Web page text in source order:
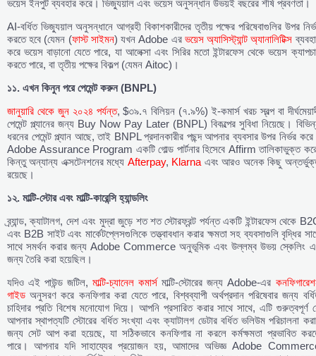
ভয়েস ইনপুট ব্যবহার করে। ভিজ্যুয়াল এবং ভয়েস অনুসন্ধান উভয়ই বছরের শীর্ষ প্রবণতা।
AI-বর্ধিত ভিজ্যুয়াল অনুসন্ধানে আগ্রহী বিকাশকারীদের তৃতীয় পক্ষের পরিষেবাগুলির উপর
করতে হবে (যেমন (ফাস্ট সাইমন) যখন Adobe এর ভয়েস অ্যাসিস্ট্যান্ট অ্যানালিটিক্স
করে ভয়েস বাড়ানো যেতে পারে, যা আলেক্সা এবং সিরির মতো ইন্টারফেস থেকে ভয়েস
করতে পারে, বা তৃতীয় পক্ষের বিকল্প (যেমন Aitoc)।
১১. এখন কিনুন পরে পেমেন্ট করুন (BNPL)
জানুয়ারি থেকে জুন ২০২৪ পর্যন্ত, $৩৯.৭ বিলিয়ন (৭.৯%) ই-কমার্স খরচ স্বল্প বা
পেমেন্ট প্ল্যানের জন্য Buy Now Pay Later (BNPL) বিকল্পের সুবিধা নিয়েছে।
ধরনের পেমেন্ট প্ল্যান আছে, তাই BNPL প্রদানকারীর পছন্দ আপনার ব্যবসার উপর নির্ভর
Adobe Assurance Program একটি গোল্ড পার্টনার হিসেবে Affirm তালিকাভুক্ত
কিন্তু অন্যান্য এক্সটেনশনের মধ্যে Afterpay, Klarna এবং আরও অনেক কিছু
রয়েছে।
১২. মাল্টি-স্টোর এবং মাল্টি-কারেন্সি হ্যান্ডলিং
ব্র্যান্ড, ক্যাটালগ, দেশ এবং মুদ্রা জুড়ে শত শত স্টোরফ্রন্ট পর্যন্ত একটি ইন্টারফেস থেকে
এবং B2B সাইট এবং মার্কেটপ্লেসগুলিকে তত্ত্বাবধান করার ক্ষমতা সহ ব্যবসাগুলি বৃদ্ধির
সাথে সমর্থন করার জন্য Adobe Commerce অনুভূমিক এবং উল্লম্ব উভয় স্কেলিং
জন্য তৈরি করা হয়েছিল।
যদিও এই পাউন্ড জটিল,মাল্টি-চ্যানেল কমার্সমাল্টি-স্টোরের জন্য Adobe-এর
গাইড অনুসরণ করে কনফিগার করা যেতে পারে, বিশ্বব্যাপী অর্থপ্রদান পরিষেবার জন্য
চাহিদার প্রতি বিশেষ মনোযোগ দিয়ে। আপনি প্রসারিত করার সাথে সাথে, এটি গুরুত্বপূর্ণ
আপনার স্থাপত্যটি স্টোরের বর্ধিত সংখ্যা এবং ক্যাটালগ ডেটার বর্ধিত ভলিউম পরিচালনা
জন্য সেট আপ করা হয়েছে, যা সঠিকভাবে কনফিগার না করলে কর্মক্ষমতা প্রভাবিত
পারে। আপনার যদি সাহায্যের প্রয়োজন হয়, আমাদের অভিজ্ঞ Adobe